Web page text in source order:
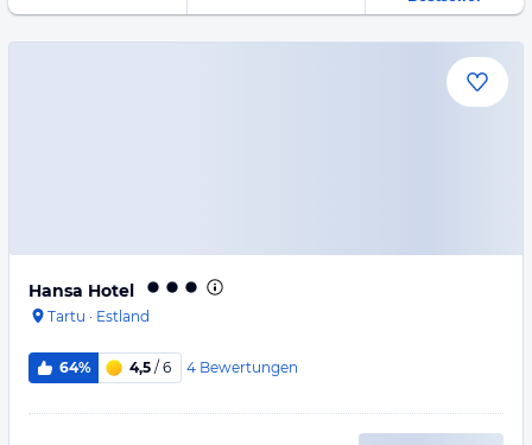
Hansa Hotel
Tartu · Estland
64% 4,5 / 6 4 Bewertungen